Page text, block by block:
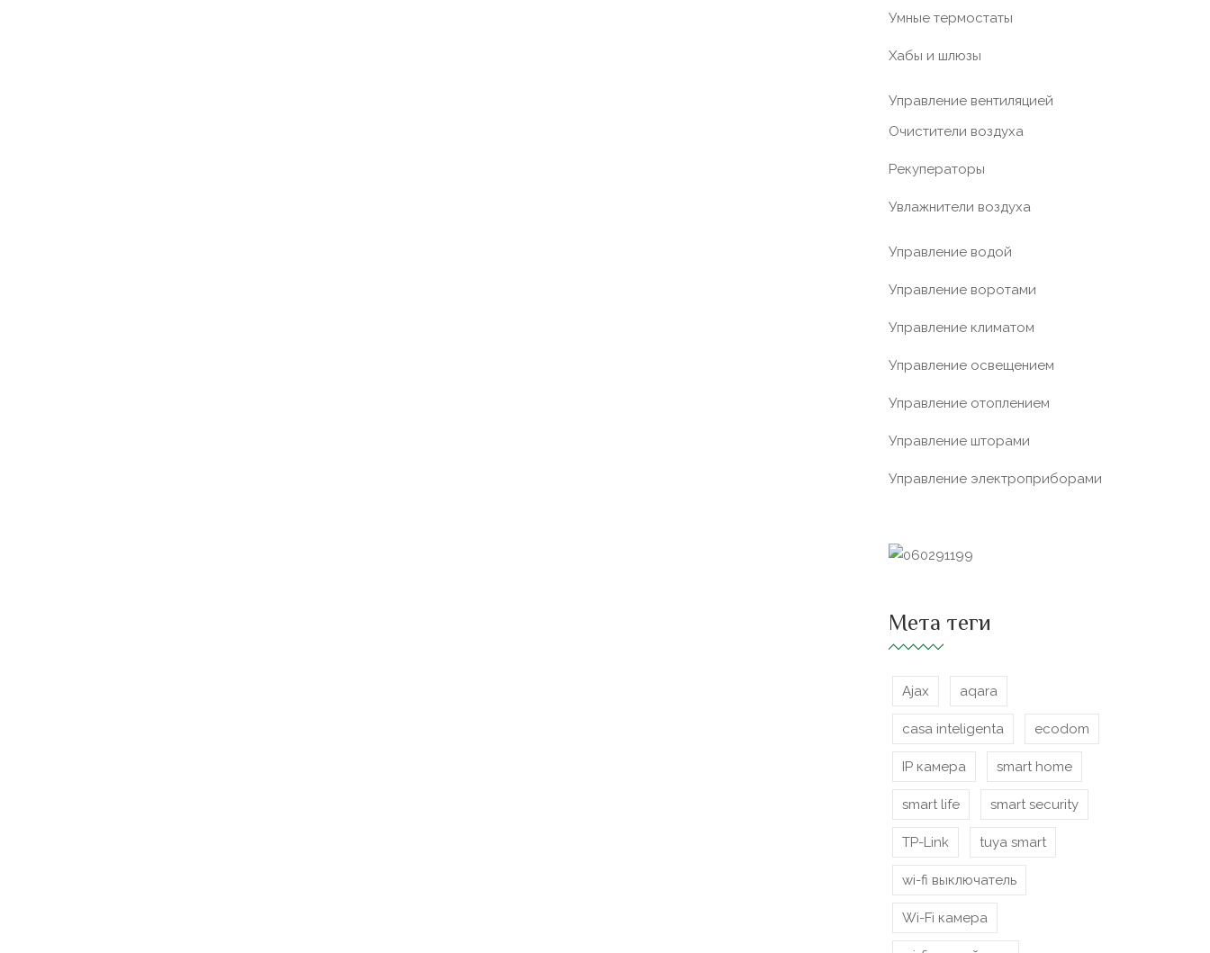
Умные термостаты
Хабы и шлюзы
Управление вентиляцией
Очистители воздуха
Рекуператоры
Увлажнители воздуха
Управление водой
Управление воротами
Управление климатом
Управление освещением
Управление отоплением
Управление шторами
Управление электроприборами
Мета теги
Ajax aqara
casa inteligenta ecodom
IP камера smart home
smart life smart security
TP-Link tuya smart
wi-fi выключатель
Wi-Fi камера